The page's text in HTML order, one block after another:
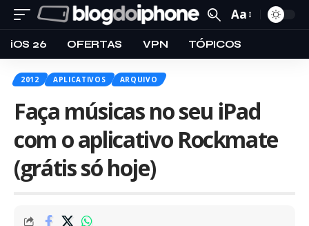
Aa
iOS 26 OFERTAS VPN TÓPICOS
2012 APLICATIVOS ARQUIVO
Faça músicas no seu iPad
com o aplicativo Rockmate
(grátis só hoje)